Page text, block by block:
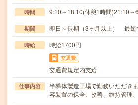
時間 9:10～18:10(休憩1時間)21:10～
期間 即日～長期（3ヶ月以上） 最短
時給 時給1700円
交通費
交通費規定内支給
仕事内容
半導体製造工場で勤務いただき
容装置の保全、改善、維持管理